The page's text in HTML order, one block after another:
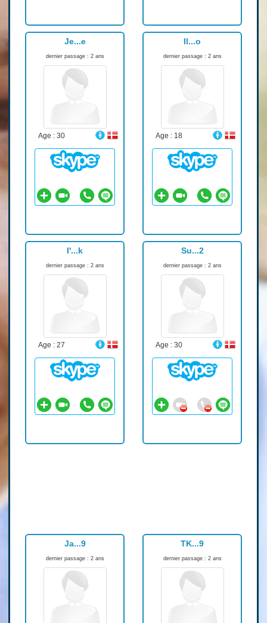
Je...e
dernier passage : 2 ans
Age : 30
Il...o
dernier passage : 2 ans
Age : 18
I'...k
dernier passage : 2 ans
Age : 27
Su...2
dernier passage : 2 ans
Age : 30
Ja...9
dernier passage : 2 ans
TK...9
dernier passage : 2 ans